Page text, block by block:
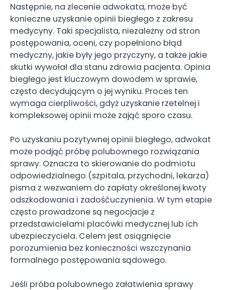
Następnie, na zlecenie adwokata, może być
konieczne uzyskanie opinii biegłego z zakresu
medycyny. Taki specjalista, niezależny od stron
postępowania, oceni, czy popełniono błąd
medyczny, jakie były jego przyczyny, a także jakie
skutki wywołał dla stanu zdrowia pacjenta. Opinia
biegłego jest kluczowym dowodem w sprawie,
często decydującym o jej wyniku. Proces ten
wymaga cierpliwości, gdyż uzyskanie rzetelnej i
kompleksowej opinii może zająć sporo czasu.
Po uzyskaniu pozytywnej opinii biegłego, adwokat
może podjąć próbę polubownego rozwiązania
sprawy. Oznacza to skierowanie do podmiotu
odpowiedzialnego (szpitala, przychodni, lekarza)
pisma z wezwaniem do zapłaty określonej kwoty
odszkodowania i zadośćuczynienia. W tym etapie
często prowadzone są negocjacje z
przedstawicielami placówki medycznej lub ich
ubezpieczyciela. Celem jest osiągnięcie
porozumienia bez konieczności wszczynania
formalnego postępowania sądowego.
Jeśli próba polubownego załatwienia sprawy